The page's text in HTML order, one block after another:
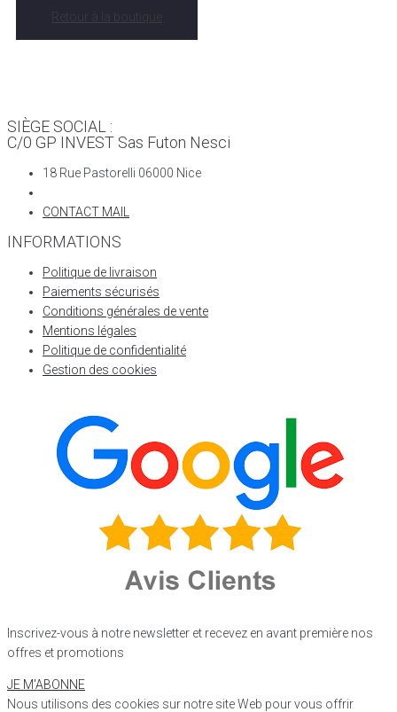
Retour à la boutique
SIÈGE SOCIAL :
C/0 GP INVEST Sas Futon Nesci
18 Rue Pastorelli 06000 Nice
CONTACT MAIL
INFORMATIONS
Politique de livraison
Paiements sécurisés
Conditions générales de vente
Mentions légales
Politique de confidentialité
Gestion des cookies
Inscrivez-vous à notre newsletter et recevez en avant première nos
offres et promotions
JE M'ABONNE
Nous utilisons des cookies sur notre site Web pour vous offrir